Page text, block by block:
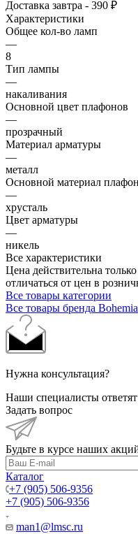
Доставка завтра - 390 ₽
Характеристики
Общее кол-во ламп
—
8
Тип лампы
—
накаливания
Основной цвет плафонов
—
прозрачный
Материал арматуры
—
металл
Основной материал
—
хрусталь
Цвет арматуры
—
никель
Все характеристики
Цена действительна
отличаться от цен в
Все товары категории
Все товары бренда
Нужна консультация?
Наши специалисты
Задать вопрос
Будьте в курсе наших
Каталог
+7 (905) 506-9356
+7 (905) 506-9356
man1@lmsc.ru